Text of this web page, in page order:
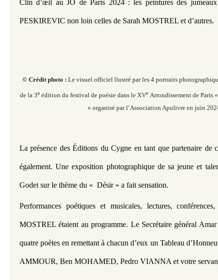
Clin d’œil au JO de Paris 2024 : les peintures des
PESKIREVIC non loin celles de Sarah MOSTREL et d’autres.
© Crédit photo : Le visuel officiel llustré par les 4 portraits
de la 3e édition du festival de poésie dans le XVe Arrondissement de Paris
» organisé par l’Association Apulivre en juin
La présence des Éditions du Cygne en tant que partenaire de
également. Une exposition photographique de sa jeune et
Godet sur le thème du «  Désir » a fait sensation.
Performances poétiques et musicales, lectures,
MOSTREL étaient au programme. Le Secrétaire général
quatre poètes en remettant à chacun d’eux un Tableau
AMMOUR, Ben MOHAMED, Pedro VIANNA et votre